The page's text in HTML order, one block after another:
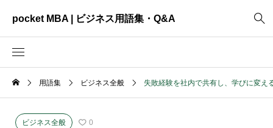
pocket MBA | ビジネス用語集・Q&A
ビジネス全般 2465
資料作成
用語集 ビジネス全般 失敗経験を社内で共有し、学びに変え
ビジネス全般 0